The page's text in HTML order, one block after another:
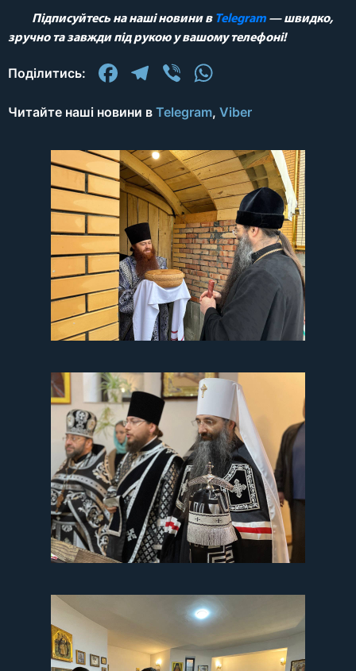
Підписуйтесь на наші новини в Telegram — швидко,
зручно та завжди під рукою у вашому телефоні!
Поділитись: Facebook
Telegram
Viber
Читайте наші новини в Telegram, Viber